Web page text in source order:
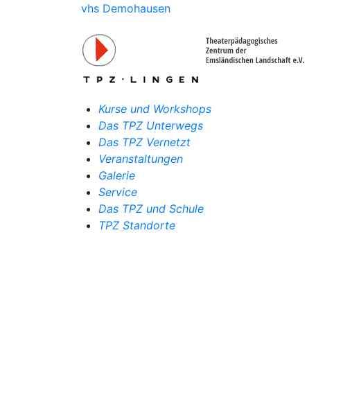
vhs Demohausen
Kurse und Workshops
Das TPZ Unterwegs
Das TPZ Vernetzt
Veranstaltungen
Galerie
Service
Das TPZ und Schule
TPZ Standorte